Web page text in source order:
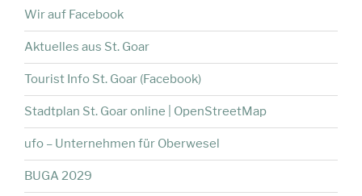
Wir auf Facebook
Aktuelles aus St. Goar
Tourist Info St. Goar (Facebook)
Stadtplan St. Goar online | OpenStreetMap
ufo – Unternehmen für Oberwesel
BUGA 2029